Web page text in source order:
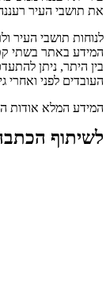
את תושבי העיר
לנוחות תושבי העיר
המידע באתר בשתי
בין היתר, ניתן
העובדים לפני
המידע המלא אודות
לשיתוף